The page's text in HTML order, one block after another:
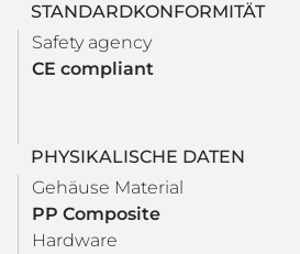
STANDARDKONFORMITÄT
Safety agency
CE compliant
PHYSIKALISCHE DATEN
Gehäuse Material
PP Composite
Hardware